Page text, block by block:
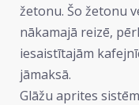
žetonu. Šo žetonu
nākamajā reizē,
iesaistītajām
jāmaksā.
Glāžu aprites